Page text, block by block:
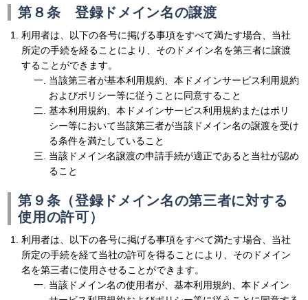
第８条 登録ドメイン名の譲渡
利用者は、以下の各号に掲げる事項をすべて満たす場合、当社
所定の手続を経ることにより、そのドメイン名を第三者に譲渡
することができます。
当該第三者が基本利用規約、本ドメインサービス利用規約
およびポリシー等に従うことに同意すること
基本利用規約、本ドメインサービス利用規約またはポリ
シー等において当該第三者が当該ドメイン名の譲渡を受け
る条件を満たしていること
当該ドメイン名譲渡の申請手続が適正であると当社が認め
ること
第９条（登録ドメイン名の第三者に対する
使用の許可）
利用者は、以下の各号に掲げる事項をすべて満たす場合、当社
所定の手続を経て当社の許可を得ることにより、そのドメイン
名を第三者に使用させることができます。
当該ドメイン名の使用者が、基本利用規約、本ドメイン